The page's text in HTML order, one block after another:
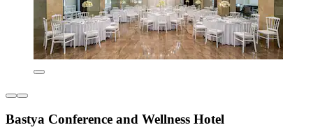
Bastya Conference and Wellness Hotel